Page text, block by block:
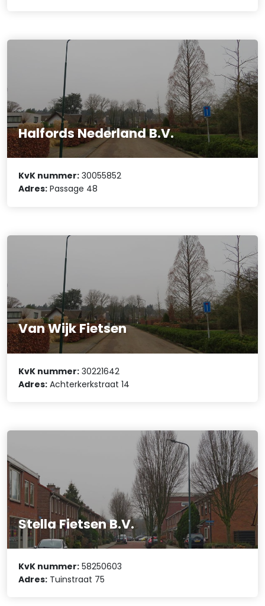
Halfords Nederland B.V.
KvK nummer: 30055852
Adres: Passage 48
Van Wijk Fietsen
KvK nummer: 30221642
Adres: Achterkerkstraat 14
Stella Fietsen B.V.
KvK nummer: 58250603
Adres: Tuinstraat 75